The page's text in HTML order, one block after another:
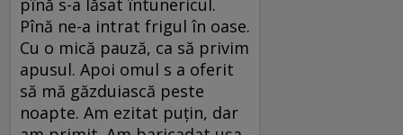
pînă s-a lăsat întunericul.
Pînă ne-a intrat frigul în oase.
Cu o mică pauză, ca să privim
apusul. Apoi omul s a oferit
să mă găzduiască peste
noapte. Am ezitat puțin, dar